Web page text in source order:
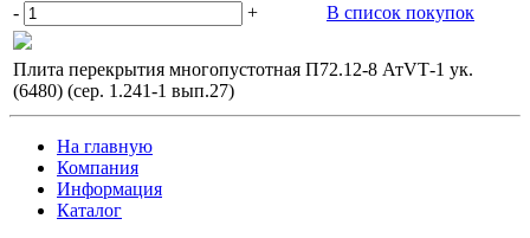
- + В список покупок
Плита перекрытия многопустотная П72.12-8 АтVТ-1 ук.
(6480) (сер. 1.241-1 вып.27)
На главную
Компания
Информация
Каталог